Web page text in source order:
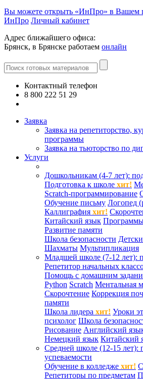
Вы можете открыть «ИнПро» в Вашем
ИнПро Личный кабинет
Адрес ближайшего офиса:
Брянск, в Брянске работаем онлайн
Контактный телефон
8 800 222 51 29
Заявка
Заявка на репетиторство,
программы
Заявка на тьюторство по
Услуги
Дошкольникам (4-7 лет):
Подготовка к школе хит!
Scratch-программирование
Обучение письму Логопед
Каллиграфия хит!
Китайский язык
Развитие памяти
Школа безопасности
Шахматы Мультипликация
Младшей школе (7-12 лет):
Репетитор начальных
Помощь с домашним
Python Scratch Ментальная
Скорочтение Коррекция
памяти
Школа лидера хит! Уроки
психолог Школа
Рисование Английский
Немецкий язык Китайский
Средней школе (12-15 лет):
успеваемости
Обучение в колледже хит!
Репетиторы по предметам